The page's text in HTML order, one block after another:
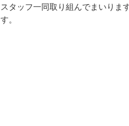
スタッフ一同取り組んでまいりま
す。